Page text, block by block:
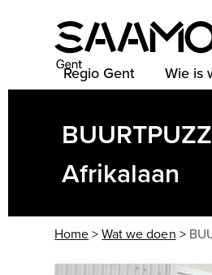
Regio Gent Wie is
Afrikalaan
Home>Wat we doen >